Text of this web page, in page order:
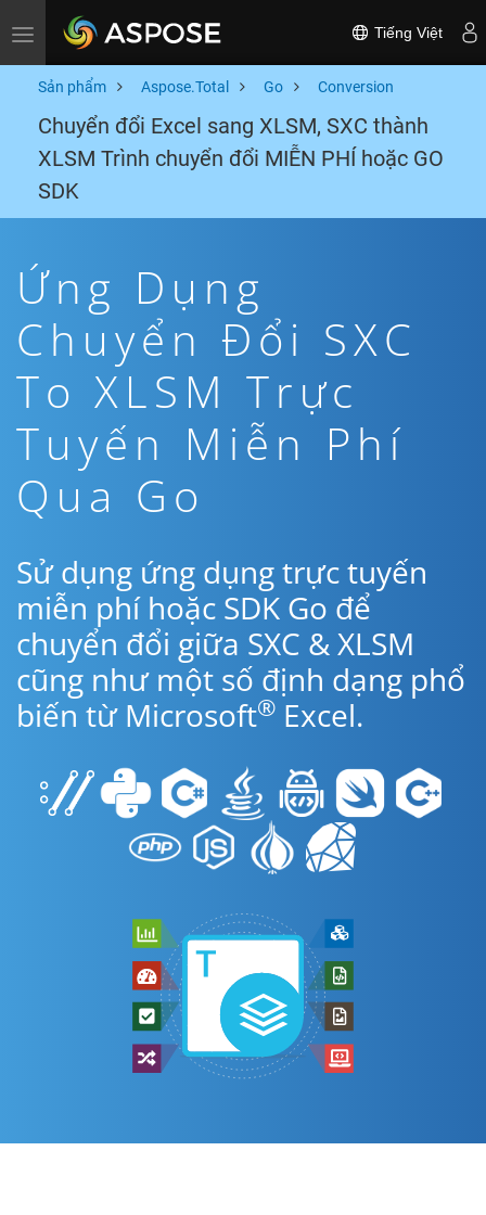
Toggle navigation Tiếng Việt
Sản phẩm Aspose.Total Go Conversion
Chuyển đổi Excel sang XLSM, SXC thành
XLSM Trình chuyển đổi MIỄN PHÍ hoặc GO
SDK
Ứng Dụng
Chuyển Đổi SXC
To XLSM Trực
Tuyến Miễn Phí
Qua Go
Sử dụng ứng dụng trực tuyến
miễn phí hoặc SDK Go để
chuyển đổi giữa SXC & XLSM
cũng như một số định dạng phổ
biến từ Microsoft® Excel.